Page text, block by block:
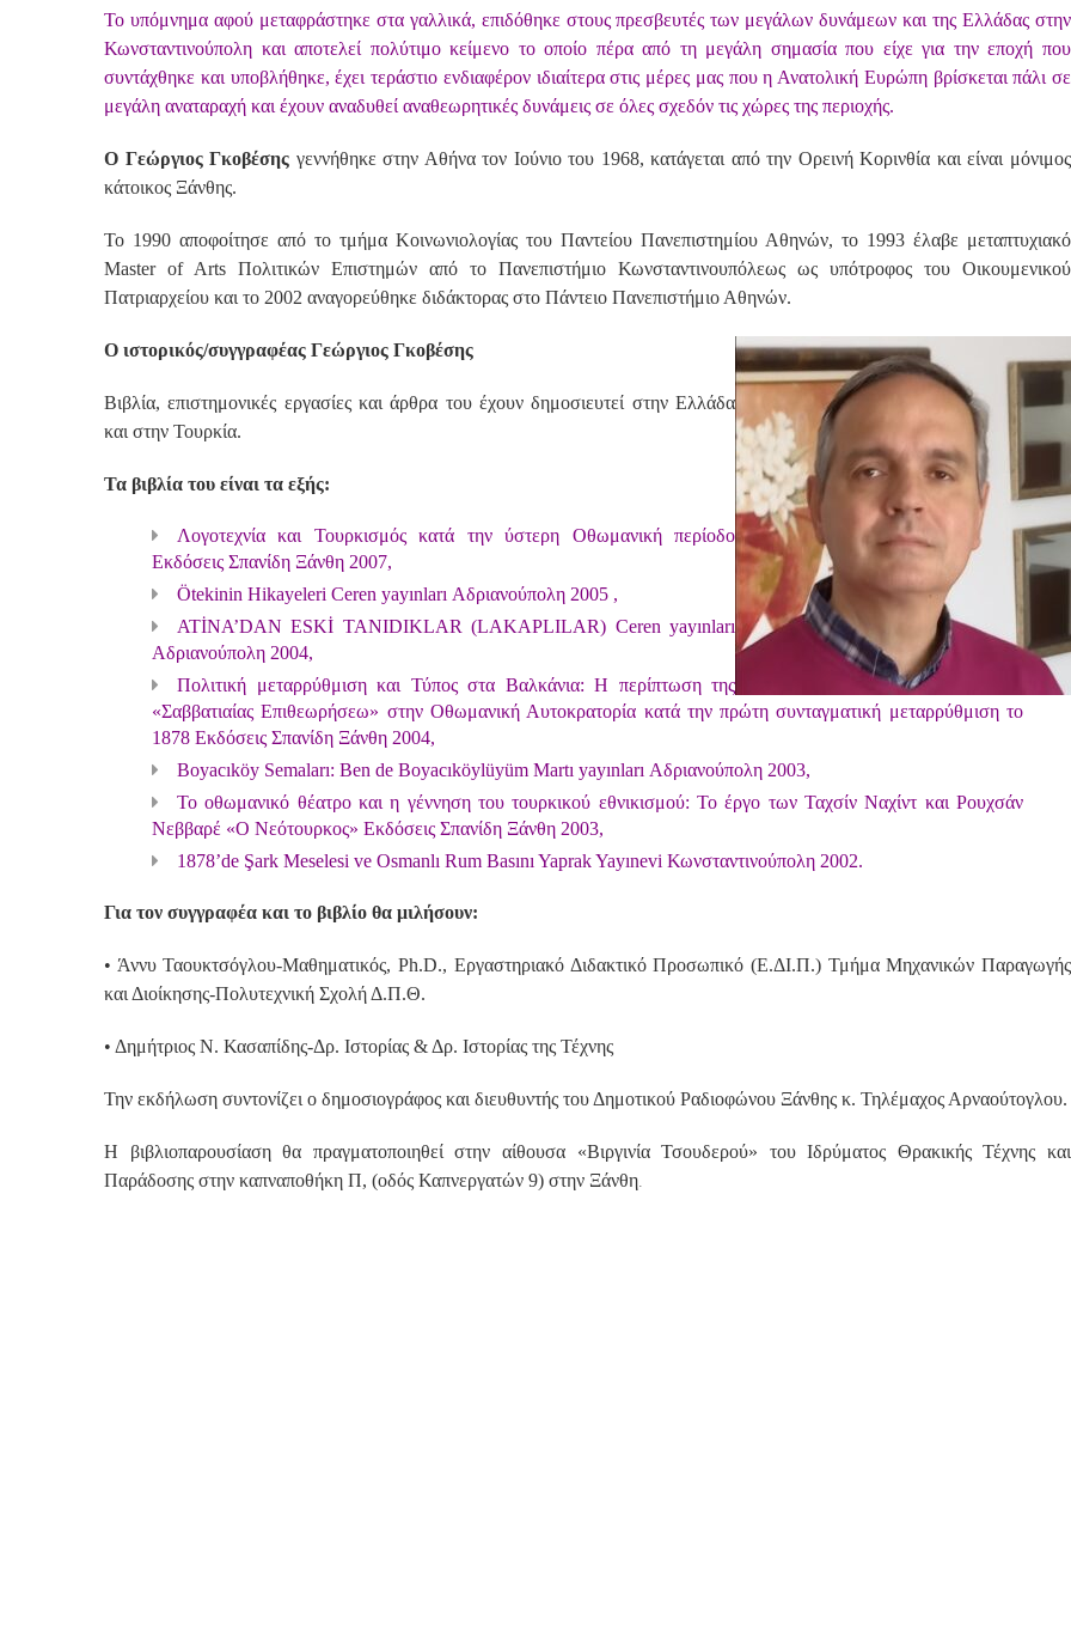
Το υπόμνημα αφού μεταφράστηκε στα γαλλικά, επιδόθηκε στους πρεσβευτές των μεγάλων δυνάμεων και της Ελλάδας στην
Κωνσταντινούπολη και αποτελεί πολύτιμο κείμενο το οποίο πέρα από τη μεγάλη σημασία που είχε για την εποχή που
συντάχθηκε και υποβλήθηκε, έχει τεράστιο ενδιαφέρον ιδιαίτερα στις μέρες μας που η Ανατολική Ευρώπη βρίσκεται πάλι σε
μεγάλη αναταραχή και έχουν αναδυθεί αναθεωρητικές δυνάμεις σε όλες σχεδόν τις χώρες της περιοχής.
Ο Γεώργιος Γκοβέσης γεννήθηκε στην Αθήνα τον Ιούνιο του 1968, κατάγεται από την Ορεινή Κορινθία και είναι μόνιμος
κάτοικος Ξάνθης.
Το 1990 αποφοίτησε από το τμήμα Κοινωνιολογίας του Παντείου Πανεπιστημίου Αθηνών, το 1993 έλαβε μεταπτυχιακό
Master of Arts Πολιτικών Επιστημών από το Πανεπιστήμιο Κωνσταντινουπόλεως ως υπότροφος του Οικουμενικού
Πατριαρχείου και το 2002 αναγορεύθηκε διδάκτορας στο Πάντειο Πανεπιστήμιο Αθηνών.
Ο ιστορικός/συγγραφέας Γεώργιος Γκοβέσης
Βιβλία, επιστημονικές εργασίες και άρθρα του έχουν δημοσιευτεί στην Ελλάδα
και στην Τουρκία.
Τα βιβλία του είναι τα εξής:
Λογοτεχνία και Τουρκισμός κατά την ύστερη Οθωμανική περίοδο
Εκδόσεις Σπανίδη Ξάνθη 2007,
Ötekinin Hikayeleri Ceren yayınları Αδριανούπολη 2005 ,
ATİNA’DAN ESKİ TANIDIKLAR (LAKAPLILAR) Ceren yayınları
Αδριανούπολη 2004,
Πολιτική μεταρρύθμιση και Τύπος στα Βαλκάνια: Η περίπτωση της
«Σαββατιαίας Επιθεωρήσεω» στην Οθωμανική Αυτοκρατορία κατά την πρώτη συνταγματική μεταρρύθμιση το
1878 Εκδόσεις Σπανίδη Ξάνθη 2004,
Boyacıköy Semaları: Ben de Boyacıköylüyüm Martı yayınları Αδριανούπολη 2003,
Το οθωμανικό θέατρο και η γέννηση του τουρκικού εθνικισμού: Το έργο των Ταχσίν Ναχίντ και Ρουχσάν
Νεββαρέ «Ο Νεότουρκος» Εκδόσεις Σπανίδη Ξάνθη 2003,
1878’de Şark Meselesi ve Osmanlı Rum Basını Yaprak Yayınevi Κωνσταντινούπολη 2002.
Για τον συγγραφέα και το βιβλίο θα μιλήσουν:
• Άννυ Ταουκτσόγλου-Μαθηματικός, Ph.D., Εργαστηριακό Διδακτικό Προσωπικό (Ε.ΔΙ.Π.) Τμήμα Μηχανικών Παραγωγής
και Διοίκησης-Πολυτεχνική Σχολή Δ.Π.Θ.
• Δημήτριος Ν. Κασαπίδης-Δρ. Ιστορίας & Δρ. Ιστορίας της Τέχνης
Την εκδήλωση συντονίζει ο δημοσιογράφος και διευθυντής του Δημοτικού Ραδιοφώνου Ξάνθης κ. Τηλέμαχος Αρναούτογλου.
Η βιβλιοπαρουσίαση θα πραγματοποιηθεί στην αίθουσα «Βιργινία Τσουδερού» του Ιδρύματος Θρακικής Τέχνης και
Παράδοσης στην καπναποθήκη Π, (οδός Καπνεργατών 9) στην Ξάνθη.